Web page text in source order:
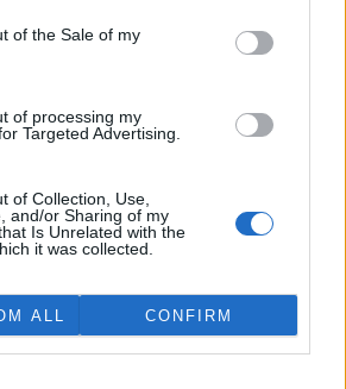
of the Sale of my
of processing my
Targeted Advertising.
of Collection, Use,
and/or Sharing of my
Is Unrelated with the
it was collected.
ALL CONFIRM
potýká s vlnami extrémních
server
BBC News
schválil přísný zákon na ochranu
zákon, podle kterého místním
farmářům hrozí až 20 let
vězení, pokud bez souhlasu
o tom agentura AP; zákon nyní
Johna Mahamy.